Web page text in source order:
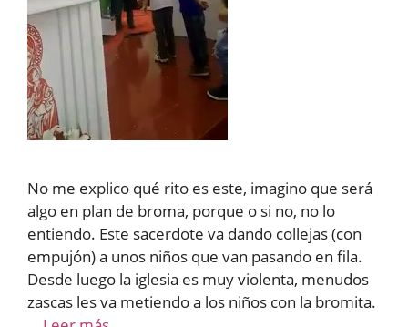
No me explico qué rito es este, imagino que será
algo en plan de broma, porque o si no, no lo
entiendo. Este sacerdote va dando collejas (con
empujón) a unos niños que van pasando en fila.
Desde luego la iglesia es muy violenta, menudos
zascas les va metiendo a los niños con la bromita.